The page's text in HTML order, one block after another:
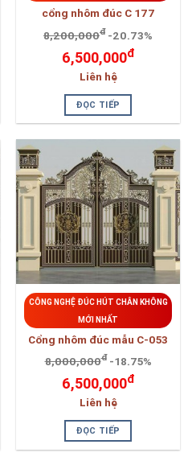
cổng nhôm đúc C 177
8,200,000đ -20.73%
6,500,000đ
Liên hệ
ĐỌC TIẾP
CÔNG NGHỆ ĐÚC HÚT CHÂN KHÔNG
MỚI NHẤT
Cổng nhôm đúc mẫu C-053
8,000,000đ -18.75%
6,500,000đ
Liên hệ
ĐỌC TIẾP